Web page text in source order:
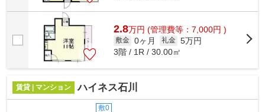
2.8万円 (管理費等：7,000円 )
敷金 0ヶ月 礼金 5万円
3階 / 1R / 30.00㎡
賃貸 | マンション ハイネス石川
敷0